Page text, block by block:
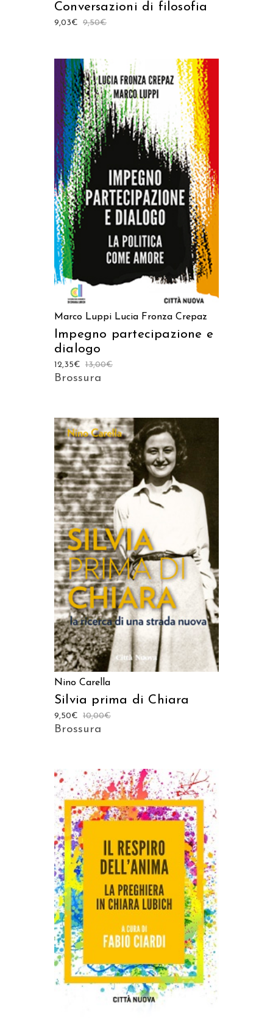
Conversazioni di filosofia
9,50€
9,03€
AGGIUNGI AL CARRELLO
Marco Luppi Lucia Fronza Crepaz
Impegno partecipazione e
dialogo
13,00€
12,35€
Brossura
AGGIUNGI AL CARRELLO
Nino Carella
Silvia prima di Chiara
10,00€
9,50€
Brossura
AGGIUNGI AL CARRELLO